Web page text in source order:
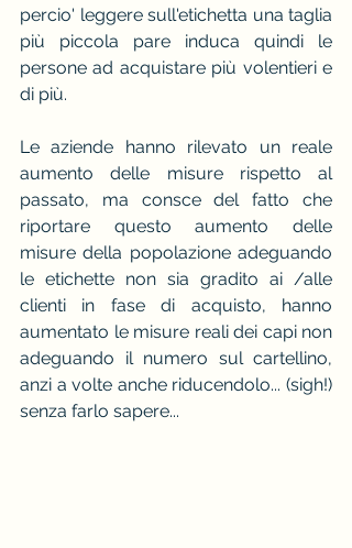
percio' leggere sull'etichetta una taglia
più piccola pare induca quindi le
persone ad acquistare più volentieri e
di più.
Le aziende hanno rilevato un reale
aumento delle misure rispetto al
passato, ma consce del fatto che
riportare questo aumento delle
misure della popolazione adeguando
le etichette non sia gradito ai /alle
clienti in fase di acquisto, hanno
aumentato le misure reali dei capi non
adeguando il numero sul cartellino,
anzi a volte anche riducendolo... (sigh!)
senza farlo sapere...